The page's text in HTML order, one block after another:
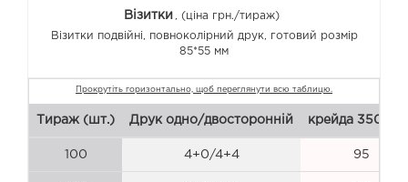
Візитки
, (ціна грн./тираж)
Візитки подвійні, повноколірний друк, готовий розмір
85*55 мм
Тираж (шт.) Друк одно/двосторонній крейда 350 г/
100 4+0/4+4 95